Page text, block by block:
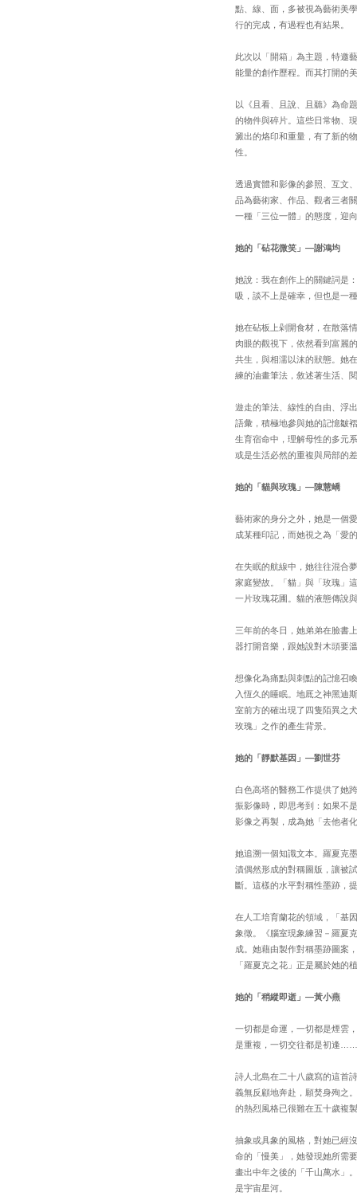
點、線、面，多被視為藝術美
行的完成，有過程也有結果。
此次以「開箱」為主題，特邀
能量的創作歷程。而其打開的
以《且看、且說、且聽》為命
的物件與碎片。這些日常物、
澱出的烙印和重量，有了新的
性。
透過實體和影像的參照、互文
品為藝術家、作品、觀者三者
一種「三位一體」的態度，迎
她的「砧花微笑」—謝鴻均
她說：我在創作上的關鍵詞是
吸，談不上是確幸，但也是一
她在砧板上剁開食材，在散落
肉眼的觀視下，依然看到富麗
共生，與相濡以沫的狀態。她
練的油畫筆法，敘述著生活、
遊走的筆法、線性的自由、浮
語彙，積極地參與她的記憶皺
生育宿命中，理解母性的多元
或是生活必然的重複與局部的
她的「貓與玫瑰」—陳慧嶠
藝術家的身分之外，她是一個
成某種印記，而她視之為「愛
在失眠的航線中，她往往混合
家庭變故。「貓」與「玫瑰」
一片玫瑰花圃。貓的液態傳說
三年前的冬日，她弟弟在臉書
器打開音樂，跟她說對木頭要
想像化為痛點與刺點的記憶召
入恆久的睡眠。地厎之神黑迪
室前方的確出現了四隻陌異之
玫瑰」之作的產生背景。
她的「靜默基因」—劉世芬
白色高塔的醫務工作提供了她
振影像時，即思考到：如果不
影像之再製，成為她「去他者
她追溯一個知識文本。羅夏克
漬偶然形成的對稱圖版，讓被
斷。這樣的水平對稱性墨跡，
在人工培育蘭花的領域，「基
象徵。《腦室現象練習－羅夏
成。她藉由製作對稱墨跡圖案
「羅夏克之花」正是屬於她的
她的「稍縱即逝」—黃小燕
一切都是命運，一切都是煙雲
是重複，一切交往都是初逢
詩人北島在二十八歲寫的這首
義無反顧地奔赴，願焚身殉之
的熱烈風格已很難在五十歲複
抽象或具象的風格，對她已經
命的「慢美」，她發現她所需
畫出中年之後的「千山萬水」
是宇宙星河。